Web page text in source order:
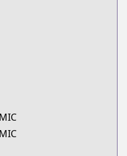
69143
series/water-